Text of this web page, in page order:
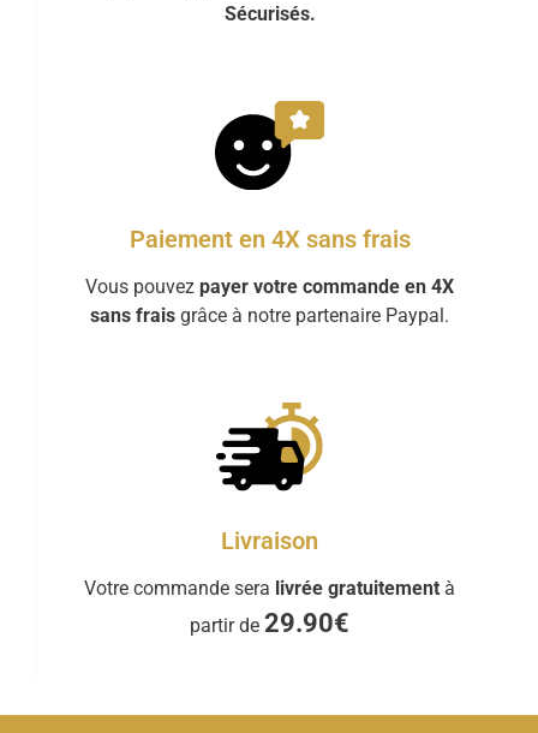
Sécurisés.
Paiement en 4X sans frais
Vous pouvez payer votre commande en 4X
sans frais grâce à notre partenaire Paypal.
Livraison
Votre commande sera livrée gratuitement à
partir de 29.90€